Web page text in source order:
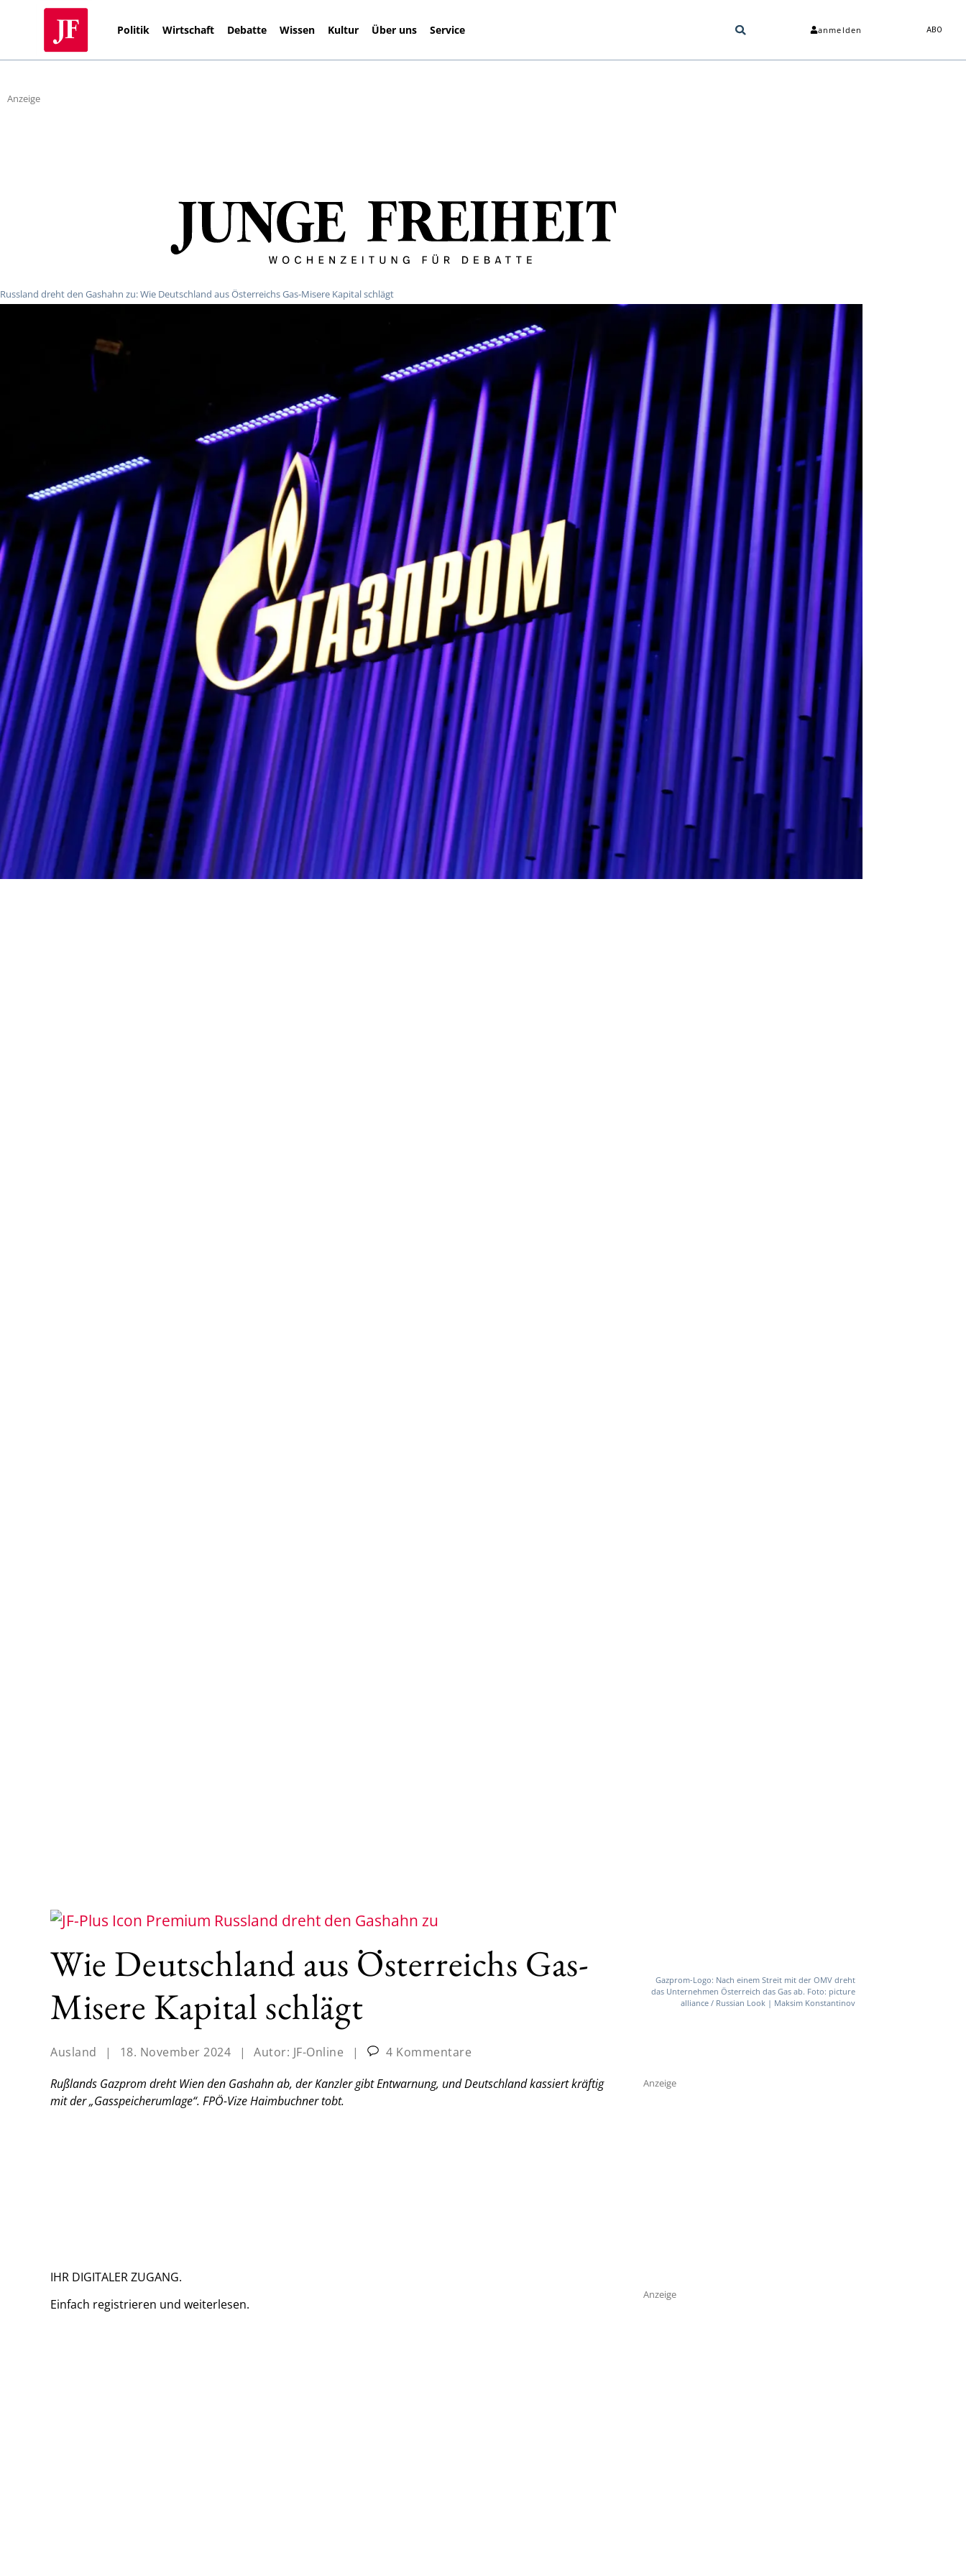
Politik Wirtschaft Debatte Wissen Kultur Über uns Service anmelden ABO
Anzeige
Russland dreht den Gashahn zu: Wie Deutschland aus Österreichs Gas-Misere Kapital schlägt
Russland dreht den Gashahn zu
Wie Deutschland aus Österreichs Gas-
Misere Kapital schlägt
Ausland | 18. November 2024 | Autor: JF-Online |
4 Kommentare
Rußlands Gazprom dreht Wien den Gashahn ab, der Kanzler gibt Entwarnung, und Deutschland kassiert kräftig
mit der „Gasspeicherumlage“. FPÖ-Vize Haimbuchner tobt.
IHR DIGITALER ZUGANG.
Einfach registrieren und weiterlesen.
Gazprom-Logo: Nach einem Streit mit der OMV dreht
das Unternehmen Österreich das Gas ab. Foto: picture
alliance / Russian Look | Maksim Konstantinov
Anzeige
Anzeige